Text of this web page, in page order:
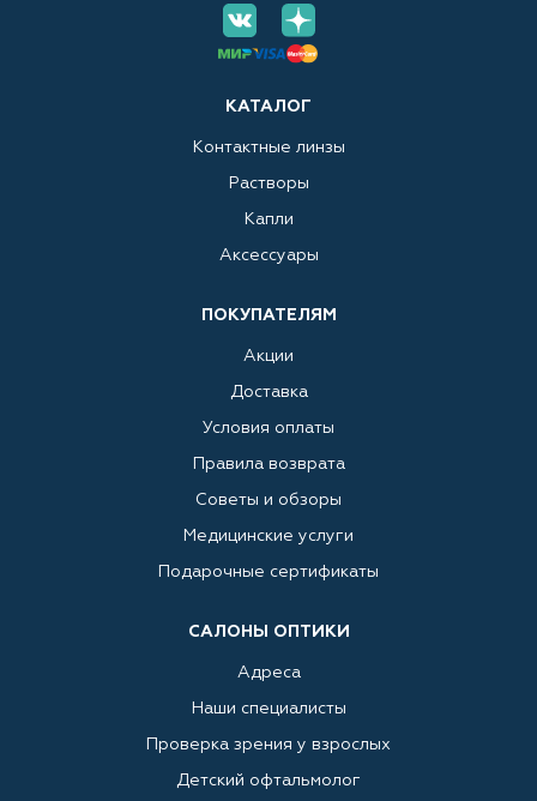
КАТАЛОГ
Контактные линзы
Растворы
Капли
Аксессуары
ПОКУПАТЕЛЯМ
Акции
Доставка
Условия оплаты
Правила возврата
Советы и обзоры
Медицинские услуги
Подарочные сертификаты
САЛОНЫ ОПТИКИ
Адреса
Наши специалисты
Проверка зрения у взрослых
Детский офтальмолог